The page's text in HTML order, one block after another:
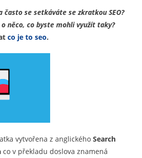
se setkáváte se zkratkou SEO?
něco, co byste mohli využít taky?
co je to seo.
vytvořena z anglického Search
co v překladu doslova znamená